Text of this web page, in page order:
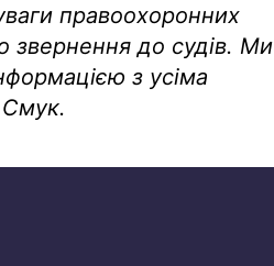
правоохоронних
звернення до судів. Ми
з усіма
Смук.